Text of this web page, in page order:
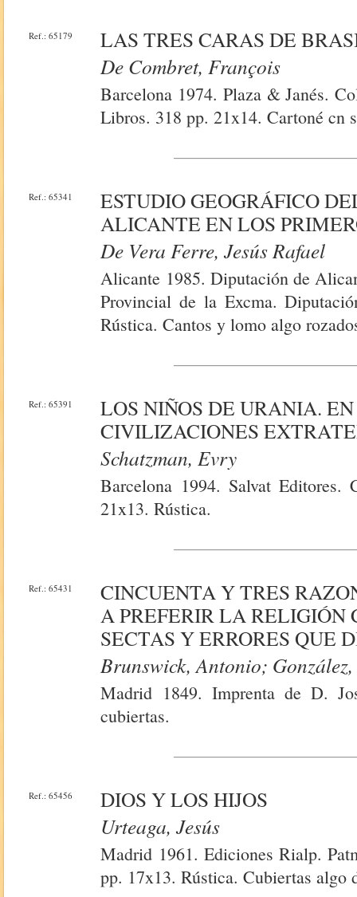
Ref.: 65179
LAS TRES CARAS DE
De Combret, François
Barcelona 1974. Plaza & Janés.
Libros. 318 pp. 21x14. Cartoné cn
Ref.: 65341
ESTUDIO GEOGRÁFICO
ALICANTE EN LOS
De Vera Ferre, Jesús Rafael
Alicante 1985. Diputación de
Provincial de la Excma.
Rústica. Cantos y lomo algo
Ref.: 65391
LOS NIÑOS DE URANIA.
CIVILIZACIONES
Schatzman, Evry
Barcelona 1994. Salvat
21x13. Rústica.
Ref.: 65431
CINCUENTA Y TRES
A PREFERIR LA RELIGIÓN
SECTAS Y ERRORES QUE
Brunswick, Antonio;
Madrid 1849. Imprenta de D.
cubiertas.
Ref.: 65456
DIOS Y LOS HIJOS
Urteaga, Jesús
Madrid 1961. Ediciones Rialp.
pp. 17x13. Rústica. Cubiertas algo